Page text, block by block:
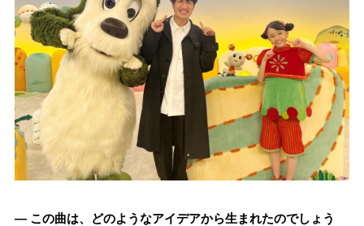
— この曲は、どのようなアイデアから生まれたのでしょう